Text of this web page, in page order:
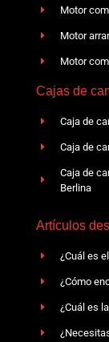
Motor
Motor
Motor
Cajas de
Caja de
Caja de
Caja de
Berlina
Artículos
¿Cuál es
¿Cómo
¿Cuál es